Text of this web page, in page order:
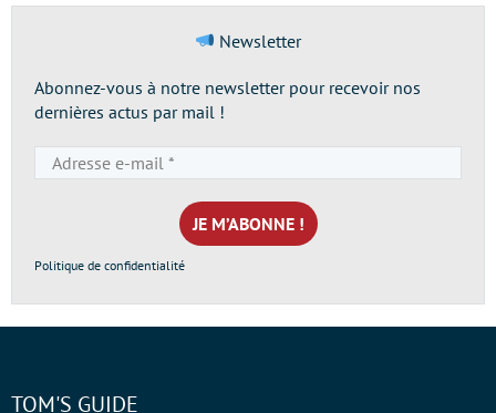
Newsletter
Abonnez-vous à notre newsletter pour recevoir nos
dernières actus par mail !
e-
mail
*
Politique de confidentialité
TOM'S GUIDE